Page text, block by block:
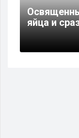
яйца и